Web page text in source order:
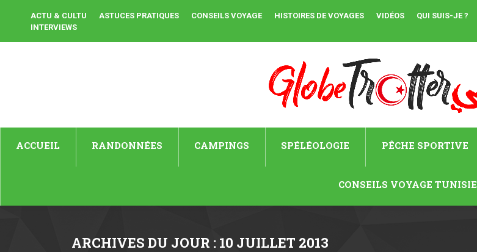
ACTU & CULTU ASTUCES PRATIQUES CONSEILS VOYAGE HISTOIRES DE VOYAGES VIDÉOS
QUI SUIS-JE ?
INTERVIEWS
ACCUEIL RANDONNÉES CAMPINGS SPÉLÉOLOGIE PÊCHE SPORTIVE
CONSEILS VOYAGE TUNISIE
ARCHIVES DU JOUR : 10 JUILLET 2013